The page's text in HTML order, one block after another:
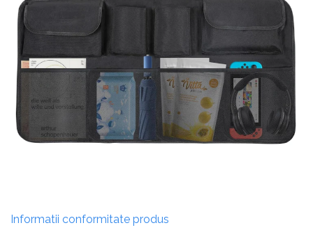
Informatii conformitate produs